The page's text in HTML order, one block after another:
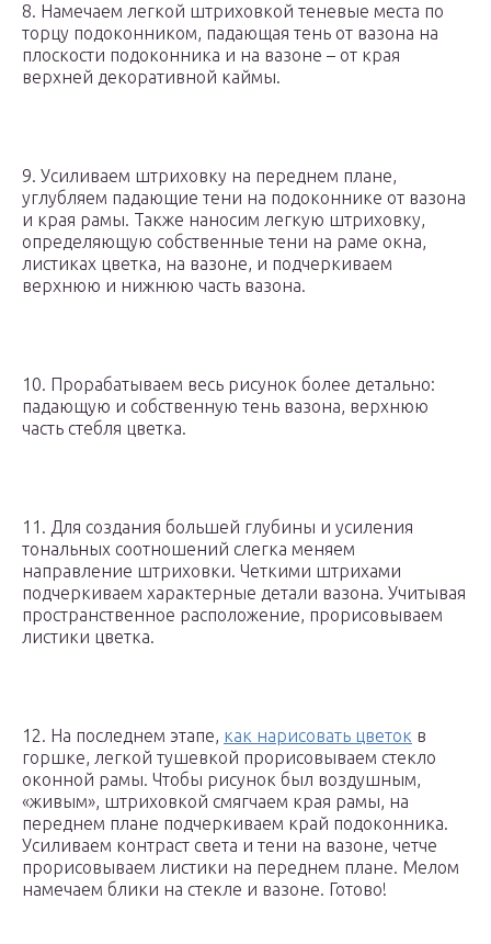
8. Намечаем легкой штриховкой теневые места по
торцу подоконником, падающая тень от вазона на
плоскости подоконника и на вазоне – от края
верхней декоративной каймы.
9. Усиливаем штриховку на переднем плане,
углубляем падающие тени на подоконнике от вазона
и края рамы. Также наносим легкую штриховку,
определяющую собственные тени на раме окна,
листиках цветка, на вазоне, и подчеркиваем
верхнюю и нижнюю часть вазона.
10. Прорабатываем весь рисунок более детально:
падающую и собственную тень вазона, верхнюю
часть стебля цветка.
11. Для создания большей глубины и усиления
тональных соотношений слегка меняем
направление штриховки. Четкими штрихами
подчеркиваем характерные детали вазона. Учитывая
пространственное расположение, прорисовываем
листики цветка.
12. На последнем этапе, как нарисовать цветок в
горшке, легкой тушевкой прорисовываем стекло
оконной рамы. Чтобы рисунок был воздушным,
«живым», штриховкой смягчаем края рамы, на
переднем плане подчеркиваем край подоконника.
Усиливаем контраст света и тени на вазоне, четче
прорисовываем листики на переднем плане. Мелом
намечаем блики на стекле и вазоне. Готово!